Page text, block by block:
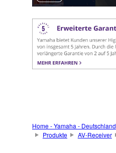
Home - Yamaha - Deutschland
Produkte
AV-Receiver